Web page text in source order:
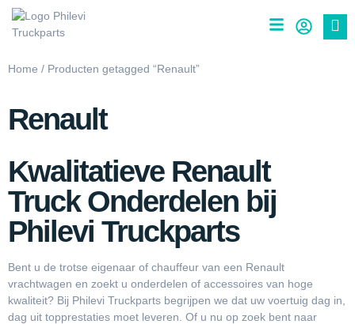
Home / Producten getagged “Renault”
Renault
Kwalitatieve Renault
Truck Onderdelen bij
Philevi Truckparts
Bent u de trotse eigenaar of chauffeur van een Renault
vrachtwagen en zoekt u onderdelen of accessoires van hoge
kwaliteit? Bij Philevi Truckparts begrijpen we dat uw voertuig dag in,
dag uit topprestaties moet leveren. Of u nu op zoek bent naar